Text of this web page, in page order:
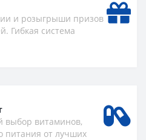
и розыгрыши призов
Гибкая система
выбор витаминов,
питания от лучших